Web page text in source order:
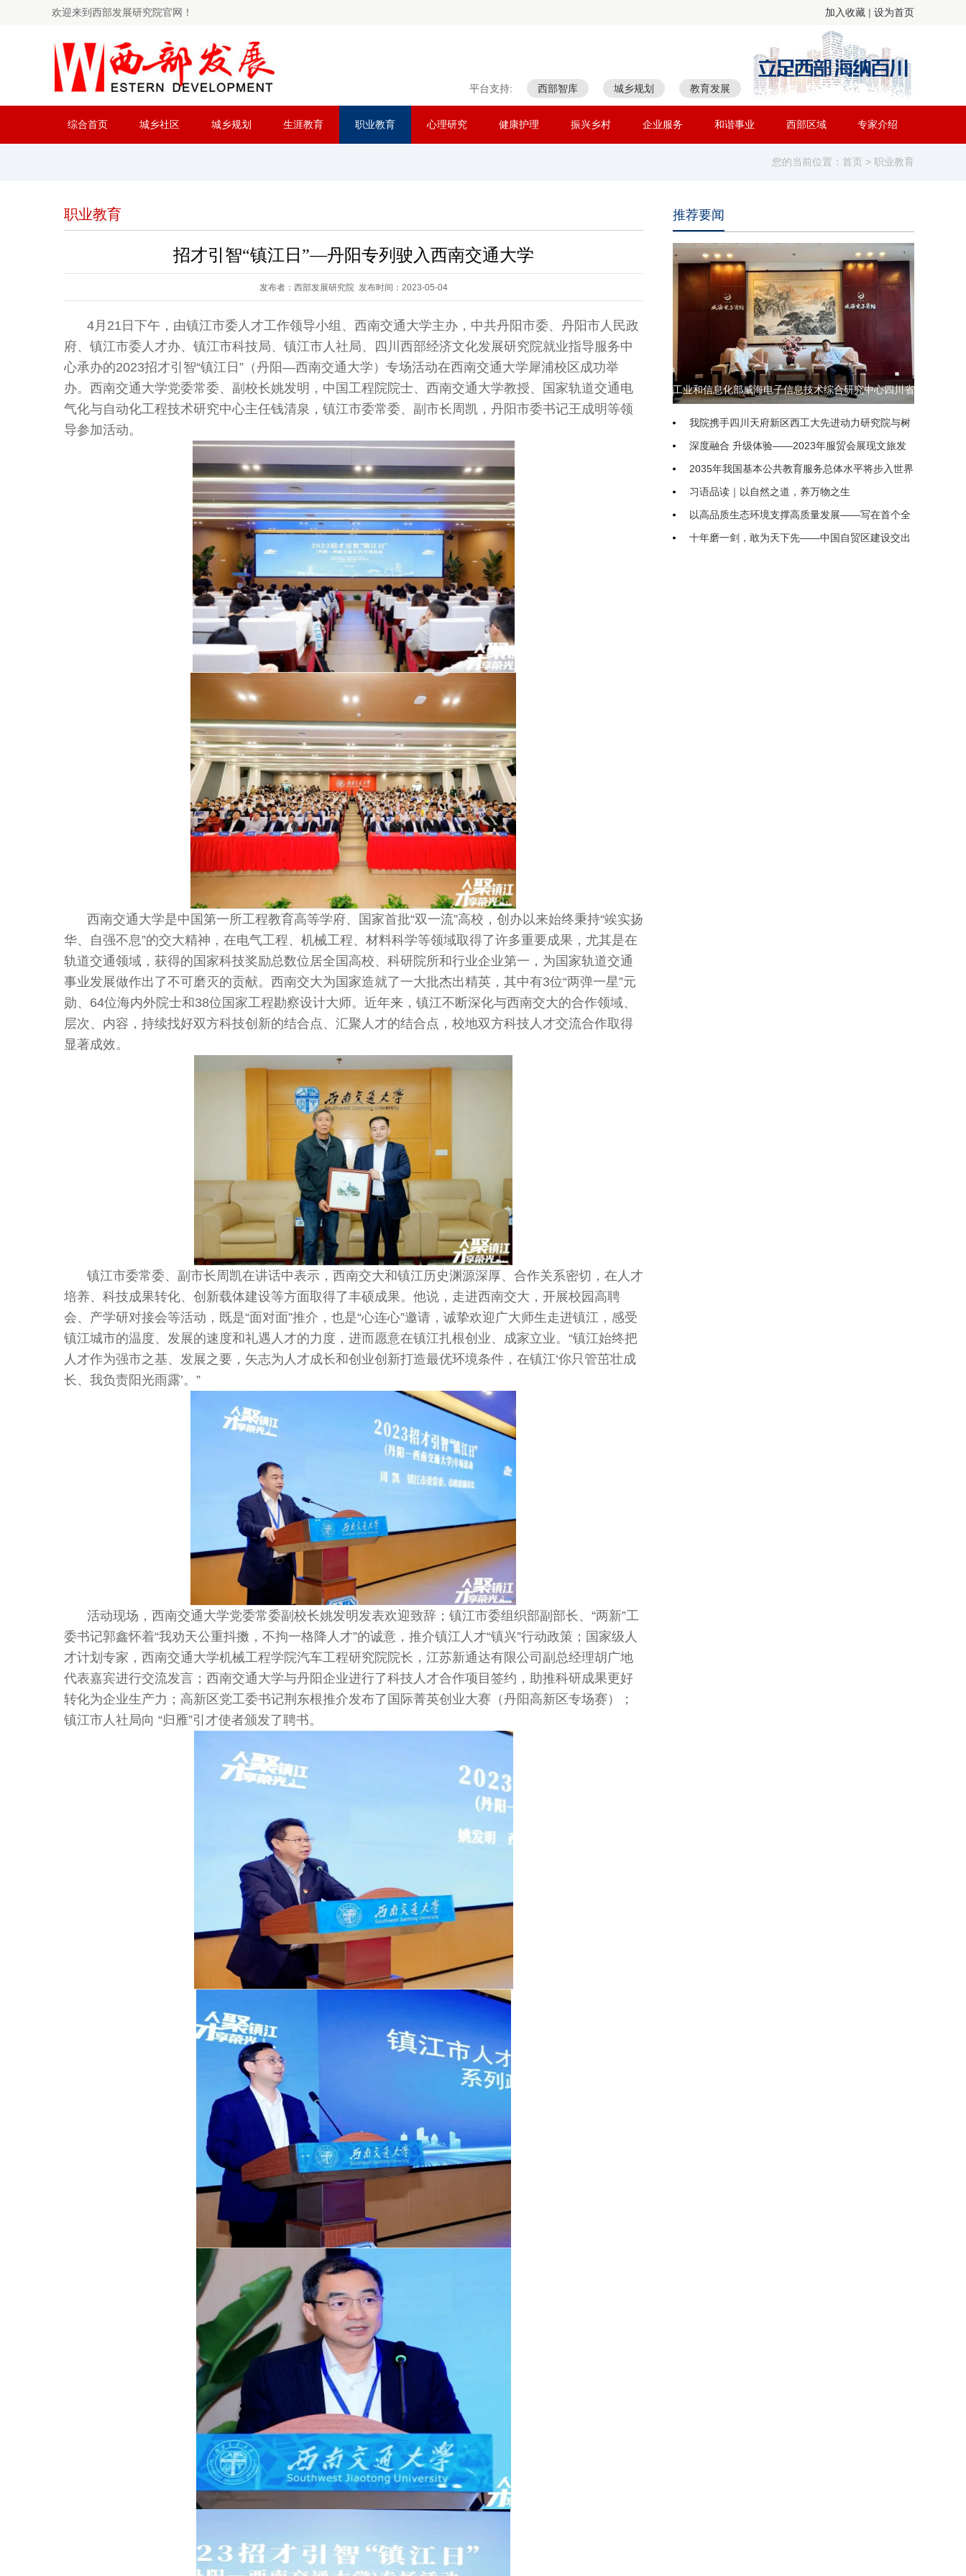
欢迎来到西部发展研究院官网！ 加入收藏 | 设为首页
平台支持: 西部智库 城乡规划 教育发展
综合首页 城乡社区 城乡规划 生涯教育 职业教育 心理研究 健康护理 振兴乡村 企业服务 和谐事业 西部区域 专家介绍
您的当前位置： 首页 > 职业教育
推荐要闻
工业和信息化部威海电子信息技术综合研究中心四川省
联络处即将落地我院
我院携手四川天府新区西工大先进动力研究院与树
生科技 共探低空经济产教融合新模式
深度融合 升级体验——2023年服贸会展现文旅发
展动向2035年我国基本公共教育服务总体水平将步入世界
前列习语品读｜以自然之道，养万物之生
以高品质生态环境支撑高质量发展——写在首个全
国生态日之际
十年磨一剑，敢为天下先——中国自贸区建设交出
职业教育
招才引智“镇江日”—丹阳专列驶入西南交通大学
发布者：西部发展研究院 发布时间：2023-05-04
4月21日下午，由镇江市委人才工作领导小组、西南交通大学主办，中共丹阳市委、丹阳市人民政
府、镇江市委人才办、镇江市科技局、镇江市人社局、四川西部经济文化发展研究院就业指导服务中
心承办的2023招才引智“镇江日”（丹阳—西南交通大学）专场活动在西南交通大学犀浦校区成功举
办。西南交通大学党委常委、副校长姚发明，中国工程院院士、西南交通大学教授、国家轨道交通电
气化与自动化工程技术研究中心主任钱清泉，镇江市委常委、副市长周凯，丹阳市委书记王成明等领
导参加活动。
西南交通大学是中国第一所工程教育高等学府、国家首批“双一流”高校，创办以来始终秉持“竢实扬
华、自强不息”的交大精神，在电气工程、机械工程、材料科学等领域取得了许多重要成果，尤其是在
轨道交通领域，获得的国家科技奖励总数位居全国高校、科研院所和行业企业第一，为国家轨道交通
事业发展做作出了不可磨灭的贡献。西南交大为国家造就了一大批杰出精英，其中有3位“两弹一星”元
勋、64位海内外院士和38位国家工程勘察设计大师。近年来，镇江不断深化与西南交大的合作领域、
层次、内容，持续找好双方科技创新的结合点、汇聚人才的结合点，校地双方科技人才交流合作取得
显著成效。
镇江市委常委、副市长周凯在讲话中表示，西南交大和镇江历史渊源深厚、合作关系密切，在人才
培养、科技成果转化、创新载体建设等方面取得了丰硕成果。他说，走进西南交大，开展校园高聘
会、产学研对接会等活动，既是“面对面”推介，也是“心连心”邀请，诚挚欢迎广大师生走进镇江，感受
镇江城市的温度、发展的速度和礼遇人才的力度，进而愿意在镇江扎根创业、成家立业。“镇江始终把
人才作为强市之基、发展之要，矢志为人才成长和创业创新打造最优环境条件，在镇江‘你只管茁壮成
长、我负责阳光雨露’。”
活动现场，西南交通大学党委常委副校长姚发明发表欢迎致辞；镇江市委组织部副部长、“两新”工
委书记郭鑫怀着“我劝天公重抖擞，不拘一格降人才”的诚意，推介镇江人才“镇兴”行动政策；国家级人
才计划专家，西南交通大学机械工程学院汽车工程研究院院长，江苏新通达有限公司副总经理胡广地
代表嘉宾进行交流发言；西南交通大学与丹阳企业进行了科技人才合作项目签约，助推科研成果更好
转化为企业生产力；高新区党工委书记荆东根推介发布了国际菁英创业大赛（丹阳高新区专场赛）；
镇江市人社局向 “归雁”引才使者颁发了聘书。